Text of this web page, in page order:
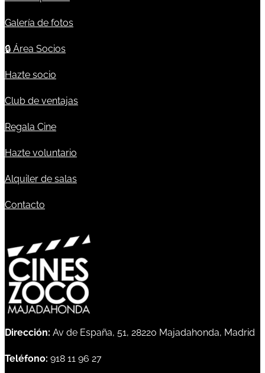
Galería de fotos
🔒 Área Socios
Hazte socio
Club de ventajas
Regala Cine
Hazte voluntario
Alquiler de salas
Contacto
Dirección: Av de España, 51, 28220 Majadahonda, Madrid
Teléfono: 918 11 96 27